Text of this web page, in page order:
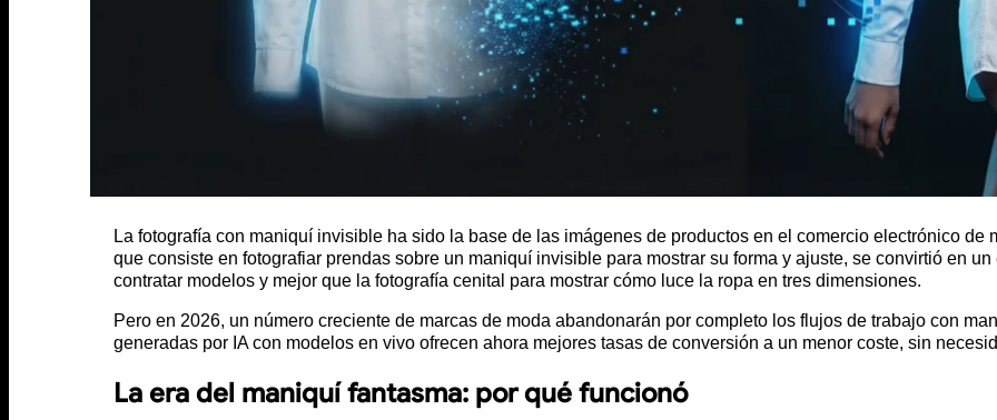
La fotografía con maniquí invisible ha sido la base de las imágenes de productos en el comercio electrónico de
que consiste en fotografiar prendas sobre un maniquí invisible para mostrar su forma y ajuste, se convirtió en
contratar modelos y mejor que la fotografía cenital para mostrar cómo luce la ropa en tres dimensiones.
Pero en 2026, un número creciente de marcas de moda abandonarán por completo los flujos de trabajo con
generadas por IA con modelos en vivo ofrecen ahora mejores tasas de conversión a un menor coste, sin
La era del maniquí fantasma: por qué funcionó